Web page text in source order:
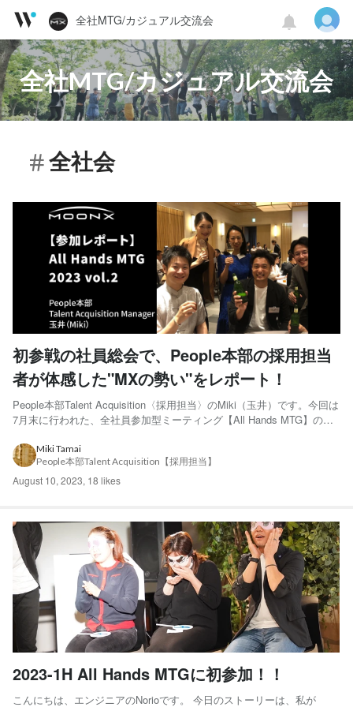
全社MTG/カジュアル交流会
全社MTG/カジュアル交流会
全社会
初参戦の社員総会で、People本部の採用担当
者が体感した"MXの勢い"をレポート！
People本部Talent Acquisition〈採用担当〉のMiki（玉井）です。今回は
7月末に行われた、全社員参加型ミーティング【All Hands MTG】の模
Hands MTG】は年に数回ほど行われており、MOON-X...
Miki Tamai
People本部Talent Acquisition【採用担当】
August 10, 2023, 18 likes
2023-1H All Hands MTGに初参加！！
こんにちは、エンジニアのNorioです。 今日のストーリーは、私が